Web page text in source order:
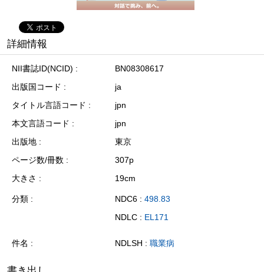
詳細情報
NII書誌ID(NCID)
BN08308617
出版国コード
ja
タイトル言語コード
jpn
本文言語コード
jpn
出版地
東京
ページ数/冊数
307p
大きさ
19cm
分類 NDC6 : 498.83
NDLC : EL171
件名 NDLSH : 職業病